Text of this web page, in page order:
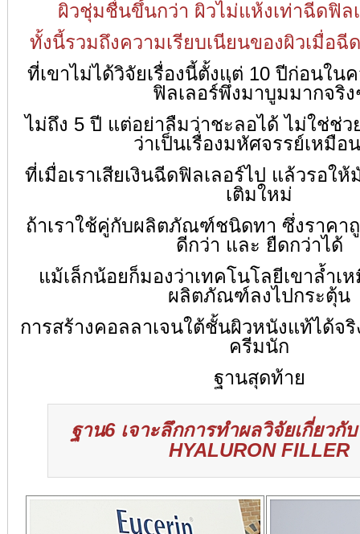
ผิวชุ่มชื่นขึ้นกว่า ผิวไม่แห้งเท่าฉีดฟิล
ทั้งนี้รวมถึงความเรียบเนียนของผิวเมื่อฉี
ที่เขาไม่ได้วิจัยเรื่องนี้ตั้งแต่ 10 ปีก่อนใน
ฟิลเลอร์พึ่งมาบูมมากจริง
ไม่ถึง 5 ปี แต่อย่าลืมว่าชะลอได้ ไม่ใช่ช่ว
ว่าเป็นเรื่องมหัศจรรย์เหมือ
ที่เมื่อเราเสียเงินฉีดฟิลเลอร์ไป แล้วรอใ
เติมใหม่
ถ้าเราใช้คู่กับผลิตภัณฑ์ชนิดทา ซึ่งราคา
ดีกว่า และ ยืดกว่าได้
แม้เล็กน้อยก็มองว่าเทคโนโลยีเขาล้ำเ
ผลิตภัณฑ์ลงไปกระตุ้น
การสร้างคอลลาเจนใต้ชั้นผิวหนังแท้ได้จริ
ครีมนัก
ฐานสุดท้าย
ฐาน6 เจาะลึกการทำผลวิจัยเกี่ยวกั
HYALURON FILLER